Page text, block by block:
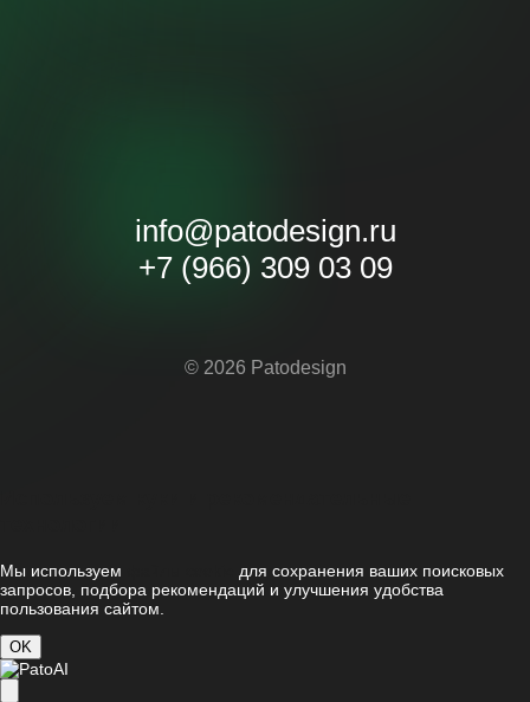
© 2026 Patodesign
info@patodesign.ru
+7 (966) 309 03 09
Мы используем
для сохранения ваших поисковых
запросов, подбора рекомендаций и улучшения удобства
пользования сайтом.
OK